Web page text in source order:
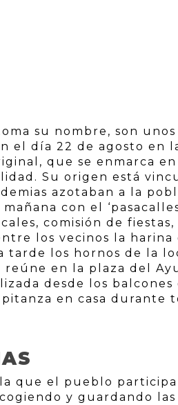
su nombre, son
el día 22 de agosto en
que se enmarca
Su origen está
azotaban a la
con el
comisión de
los vecinos la harina
tarde los hornos de la
en la plaza del
desde los
en casa durante
que el pueblo
y guardando las